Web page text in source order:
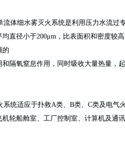
体细水雾灭火系统是利用压力水流过
均直径小于200μm，比表面积和密度较
的
隔氧窒息作用，同时吸收大量热量，
统适应于扑救A类、B类、C类及电气
机轮船舱室、工厂控制室、计算机及通